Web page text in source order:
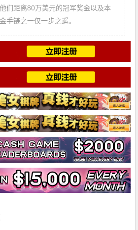
们距离80万美元的冠军奖金以及本
手链之一仅一步之遥。